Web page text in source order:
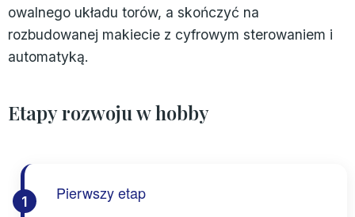
owalnego układu torów, a skończyć na
rozbudowanej makiecie z cyfrowym sterowaniem i
automatyką.
Etapy rozwoju w hobby
1 Pierwszy etap